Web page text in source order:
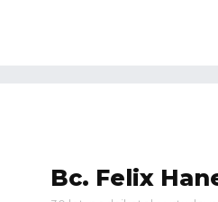
Bc. Felix